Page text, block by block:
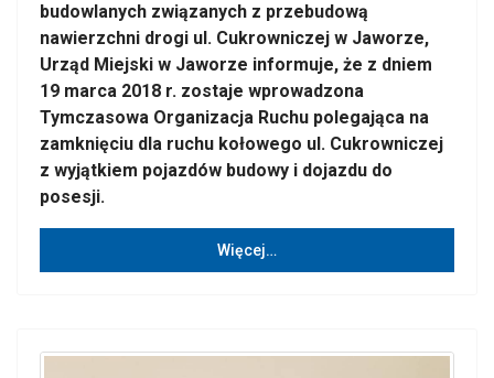
budowlanych związanych z przebudową
nawierzchni drogi ul. Cukrowniczej w Jaworze,
Urząd Miejski w Jaworze informuje, że z dniem
19 marca 2018 r. zostaje wprowadzona
Tymczasowa Organizacja Ruchu polegająca na
zamknięciu dla ruchu kołowego ul. Cukrowniczej
z wyjątkiem pojazdów budowy i dojazdu do
posesji.
Więcej…